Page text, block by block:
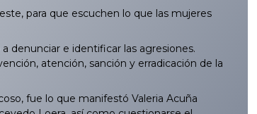
para que escuchen lo que las mujeres
denunciar e identificar las agresiones.
atención, sanción y erradicación de la
fue lo que manifestó Valeria Acuña